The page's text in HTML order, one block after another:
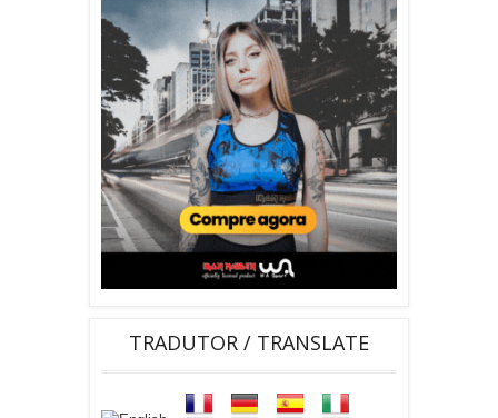
TRADUTOR / TRANSLATE